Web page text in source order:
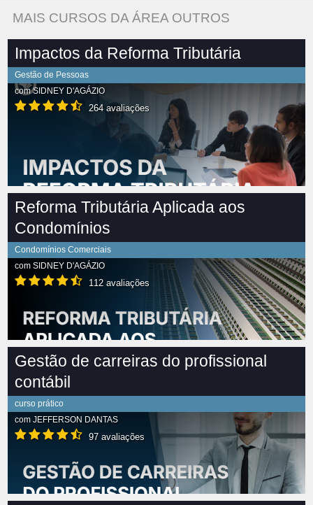
MAIS CURSOS DA ÁREA OUTROS
Impactos da Reforma Tributária
Gestão de Pessoas
comSIDNEY D'AGÁZIO
264 avaliações
Reforma Tributária Aplicada aos
Condomínios
Condomínios Comerciais
com SIDNEY D'AGÁZIO
112 avaliações
Gestão de carreiras do profissional
contábil
curso prático
com JEFFERSON DANTAS
97 avaliações